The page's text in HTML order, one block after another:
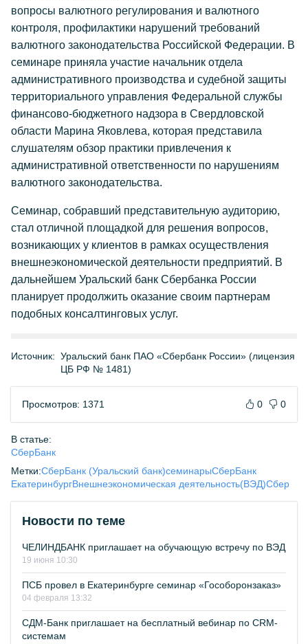
вопросы валютного регулирования и валютного
контроля, профилактики нарушений требований
валютного законодательства Российской Федерации. В
семинаре приняла участие начальник отдела
административного производства и судебной защиты
территориального управления Федеральной службы
финансово-бюджетного надзора в Свердловской
области Марина Яковлева, которая представила
слушателям обзор практики привлечения к
административной ответственности по нарушениям
валютного законодательства.
Семинар, собравший представительную аудиторию,
стал отличной площадкой для решения вопросов,
возникающих у клиентов в рамках осуществления
внешнеэкономической деятельности предприятий. В
дальнейшем Уральский банк Сбербанка России
планирует продолжить оказание своим партнерам
подобных консалтинговых услуг.
Источник: Уральский банк ПАО «Сбербанк России» (лицензия
ЦБ РФ № 1481)
Просмотров: 1371 0 0
В статье:
СберБанк
Метки:СберБанк (Уральский банк)семинарыСберБанк
ЕкатеринбургВнешнеэкономическая деятельность(ВЭД)Сбер
Новости по теме
ЧЕЛИНДБАНК приглашает на обучающую встречу по ВЭД
19 июня 10:30
ПСБ провел в Екатеринбурге семинар «Гособоронзаказ»
04 февраля 13:32
СДМ-Банк приглашает на бесплатный вебинар по СRM-
системам